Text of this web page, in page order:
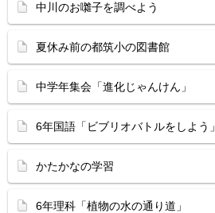
中川のお囃子を調べよう
夏休み前の都筑小の図書館
中学年集会「進化じゃんけん」
6年国語「ビブリオバトルをしよう」
かたかなの学習
6年理科「植物の水の通り道」